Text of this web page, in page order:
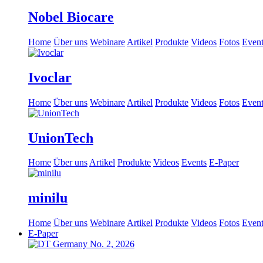
Nobel Biocare
Home Über uns Webinare Artikel Produkte Videos Fotos
Ivoclar
Home Über uns Webinare Artikel Produkte Videos Fotos
UnionTech
Home Über unsArtikel Produkte Videos Events E-Paper
minilu
Home Über uns Webinare Artikel Produkte Videos Fotos
E-Paper